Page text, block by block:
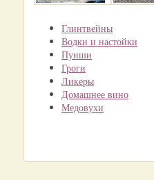
Глинтвейны
Водки и настойки
Пунши
Гроги
Ликеры
Домашнее вино
Медовухи